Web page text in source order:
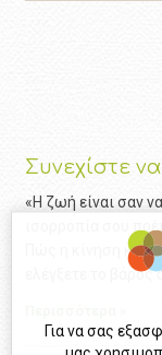
Συνεχίστε
«Η ζωή είναι σαν
ισορροπία σου
Πώς η κίνηση και
ελέγξετε το βάρος
Για να σας